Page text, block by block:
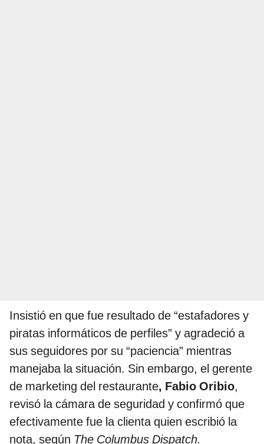
Insistió en que fue resultado de “estafadores y
piratas informáticos de perfiles” y agradeció a
sus seguidores por su “paciencia” mientras
manejaba la situación. Sin embargo, el gerente
de marketing del restaurante, Fabio Oribio,
revisó la cámara de seguridad y confirmó que
efectivamente fue la clienta quien escribió la
nota, según The Columbus Dispatch.